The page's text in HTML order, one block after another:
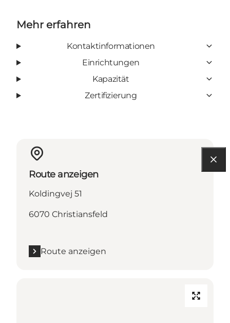
Mehr erfahren
Kontaktinformationen
Einrichtungen
Kapazität
Zertifizierung
Route anzeigen
Koldingvej 51
6070 Christiansfeld
Route anzeigen